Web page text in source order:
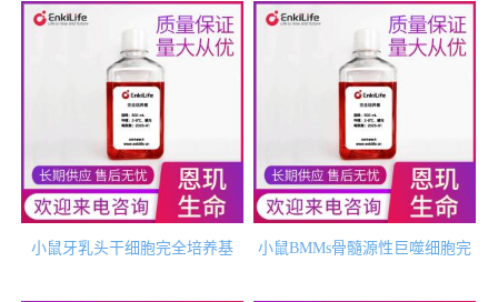
小鼠牙乳头干细胞完全培养基 小鼠BMMs骨髓源性巨噬细胞完